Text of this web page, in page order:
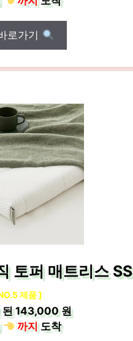
로가기
토퍼 매트리스 SS
제품 ]
된143,000 원
까지도착